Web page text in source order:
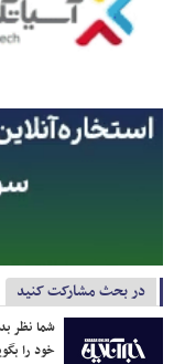
در بحث مشارکت کنید
شما نظر
خود را